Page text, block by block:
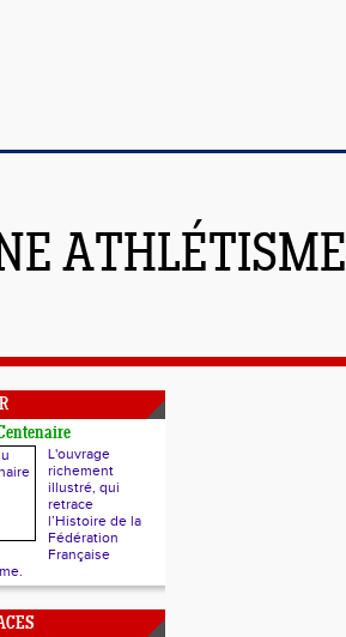
ATHLÉTISME
L'ouvrage
richement
illustré, qui
retrace
l’Histoire de la
Fédération
Française